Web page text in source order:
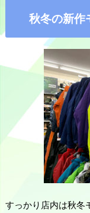
秋冬の新作
すっかり店内は秋冬